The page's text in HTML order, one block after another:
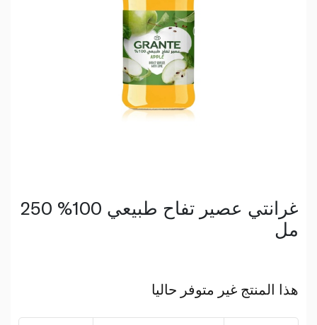
غرانتي عصير تفاح طبيعي 100% 250
مل
هذا المنتج غير متوفر حاليا